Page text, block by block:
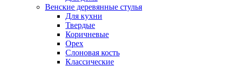
Венские деревянные стулья
Для кухни
Твердые
Коричневые
Орех
Слоновая кость
Классические